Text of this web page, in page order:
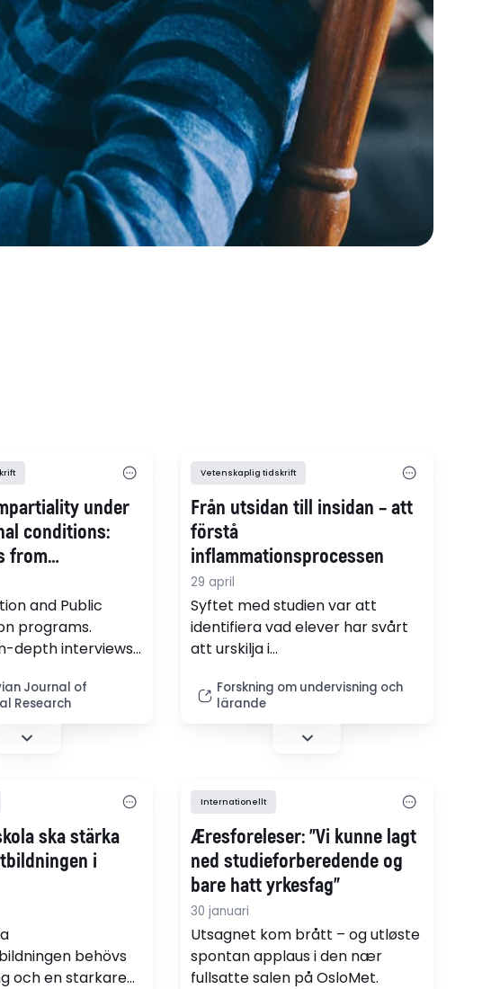
under
conditions:
from
in
and Public
programs.
depth interviews
impartiality is
response to
backgrounds
Journal of
Research
Vetenskaplig tidskrift
Från utsidan till insidan – att
förstå
inflammationsprocessen
29 april
Syftet med studien var att
identifiera vad elever har svårt
att urskilja i
att undersöka vilka kritiska
aspekter som är centrala för att
de ska utveckla en förståelse av
hur undervisningen kan hantera
förutsättningar för en sådan
förståelse. (pdf)
Forskning om undervisning och
lärande
ska stärka
i
behövs
och en starkare
Internationellt
Æresforeleser: "Vi kunne lagt
ned studieforberedende og
bare hatt yrkesfag"
30 januari
Utsagnet kom brått – og utløste
spontan applaus i den nær
fullsatte salen på OsloMet.